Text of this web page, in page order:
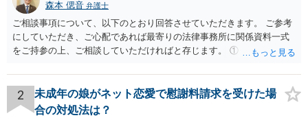
森本 偲音 弁護士
ご相談事項について、以下のとおり回答させていただきます。 ご参考
にしていただき、ご心配であれば最寄りの法律事務所に関係資料一式
をご持参の上、ご相談していただければと存じます。 ① このLINEの
される可能性はあるのか ⇒LINEを含む１００万円の貸付に至るまでの
やり取り等の経緯、誓約書の内容等を踏まえて、関係を清算するため
の 金銭であったと評価される可能性はあると考えます。 ② 「今後一
2
未成年の娘がネット恋愛で慰謝料請求を受けた場
合の対処法は？